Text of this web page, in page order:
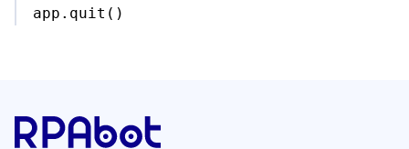
app. quit ( )